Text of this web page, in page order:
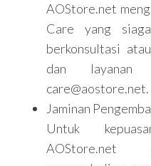
AOStore.net
Care yang
berkonsultasi
dan layanan
care@aostore.net.
Jaminan
Untuk
AOStore.net